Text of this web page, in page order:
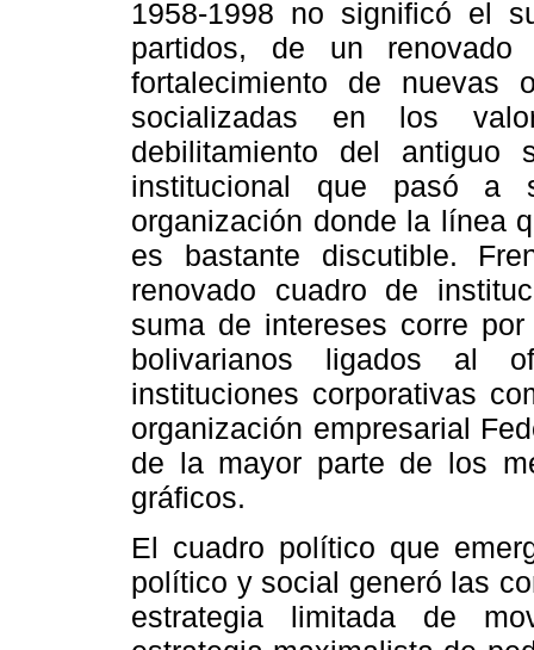
1958-1998 no significó el
partidos, de un
fortalecimiento de nuevas
socializadas en los
debilitamiento del
institucional que pasó a
organización donde la línea
es bastante discutible.
renovado cuadro de
suma de intereses corre
bolivarianos ligados al
instituciones corporativas
organización empresarial
de la mayor parte de los
gráficos.
El cuadro político que
político y social generó las
estrategia limitada de